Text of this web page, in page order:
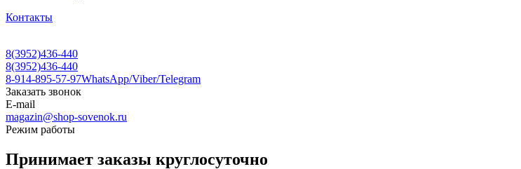
Контакты
8(3952)436-440
8(3952)436-440
8-914-895-57-97WhatsApp/Viber/Telegram
Заказать звонок
E-mail
magazin@shop-sovenok.ru
Режим работы
Принимает заказы круглосуточно